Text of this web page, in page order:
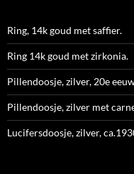
Ring, 14k goud met saffier.
Ring 14k goud met zirkonia.
Pillendoosje, zilver, 20e
Pillendoosje, zilver met
Lucifersdoosje, zilver,